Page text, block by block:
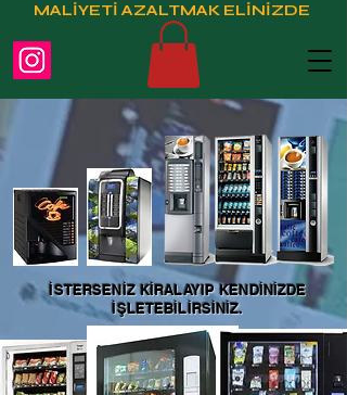
MALİYETİ AZALTMAK ELİNİZDE
İSTERSENİZ KİRALAYIP KENDİNİZDE
İŞLETEBİLİRSİNİZ.